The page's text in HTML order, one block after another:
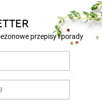
przepisy i porady